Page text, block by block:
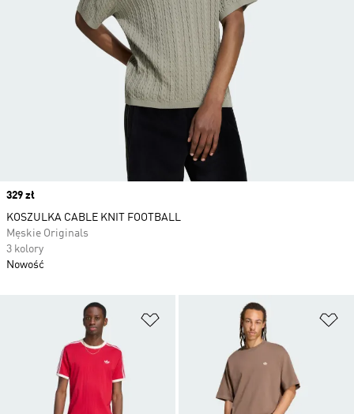
Dodaj do listy życzeń
Price
329 zł
KOSZULKA CABLE KNIT FOOTBALL
Męskie Originals
3 kolory
Nowość